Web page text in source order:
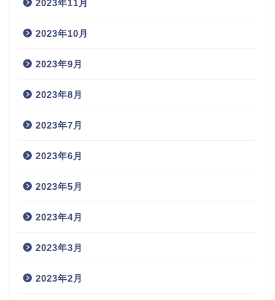
2023年11月
2023年10月
2023年9月
2023年8月
2023年7月
2023年6月
2023年5月
2023年4月
2023年3月
2023年2月